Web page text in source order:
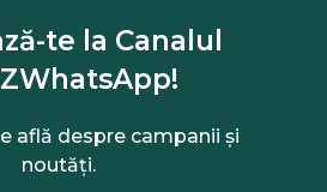
te la Canalul
află despre campanii și
noutăți.